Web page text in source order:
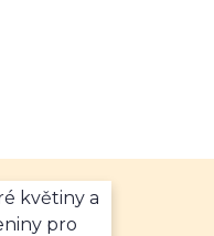
květiny a
pro